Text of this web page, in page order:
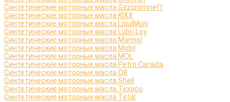
Синтетические моторные масла Gazpromneft
Синтетические моторные масла KIXX
Синтетические моторные масла LiquiMoly
Синтетические моторные масла Lubri Loy
Синтетические моторные масла Mannol
Синтетические моторные масла Mobil
Синтетические моторные масла MOL
Синтетические моторные масла Petro Canada
Синтетические моторные масла Q8
Синтетические моторные масла Shell
Синтетические моторные масла Texaco
Синтетические моторные масла Total